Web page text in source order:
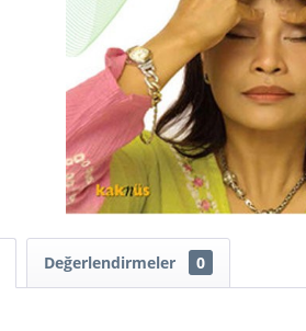
Değerlendirmeler 0